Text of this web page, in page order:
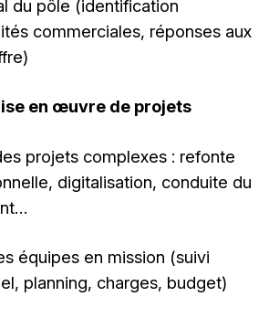
du pôle (identification
commerciales, réponses aux
en œuvre de projets
projets complexes : refonte
digitalisation, conduite du
équipes en mission (suivi
planning, charges, budget)